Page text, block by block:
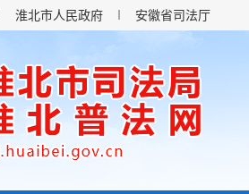
淮北市人民政府 安徽省司法厅